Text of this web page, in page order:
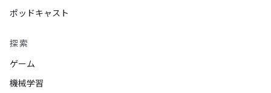
ポッドキャスト
探索
ゲーム
機械学習